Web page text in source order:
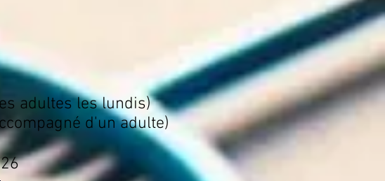
adultes les lundis)
d'un adulte)